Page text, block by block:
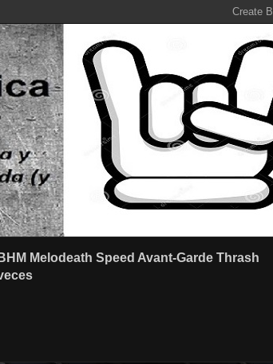
Melodeath Speed Avant-Garde Thrash